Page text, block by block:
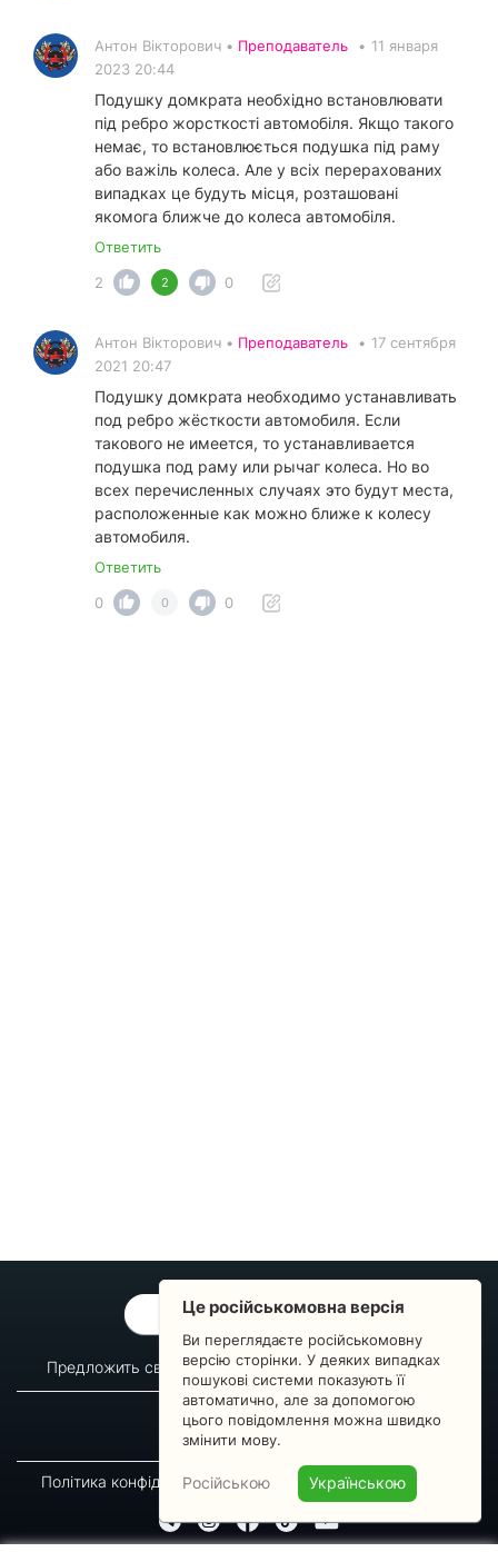
Антон Вікторович • Преподаватель • 11 января
2023 20:44
Подушку домкрата необхідно встановлювати
під ребро жорсткості автомобіля. Якщо такого
немає, то встановлюється подушка під раму
або важіль колеса. Але у всіх перерахованих
випадках це будуть місця, розташовані
якомога ближче до колеса автомобіля.
Ответить
2
2 0
Антон Вікторович • Преподаватель • 17 сентября
2021 20:47
Подушку домкрата необходимо устанавливать
под ребро жёсткости автомобиля. Если
такового не имеется, то устанавливается
подушка под раму или рычаг колеса. Но во
всех перечисленных случаях это будут места,
расположенные как можно ближе к колесу
автомобиля.
Ответить
0
0 0
ОБРАТНАЯ СВЯЗЬ
Предложить свой вопрос Статистика изменений
О сервисе
Преподавателям
Новости
Пульс страны
Політика конфіденційності Угода підписника
Це російськомовна версія
Ви переглядаєте російськомовну
версію сторінки. У деяких випадках
пошукові системи показують її
автоматично, але за допомогою
цього повідомлення можна швидко
змінити мову.
Російською Українською